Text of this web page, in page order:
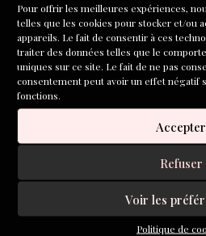
Pour offrir les meilleures expériences,
telles que les cookies pour stocker et/ou
appareils. Le fait de consentir à ces
traiter des données telles que le
uniques sur ce site. Le fait de ne pas
consentement peut avoir un effet négatif
fonctions.
Accepter
Refuser
Voir les
Politique de
Carnet ou journal, ce « petit
plein d’images et de pensées